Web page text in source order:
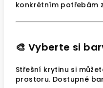
konkrétním potřebám
🎨 Vyberte si
Střešní krytinu si
prostoru. Dostupné